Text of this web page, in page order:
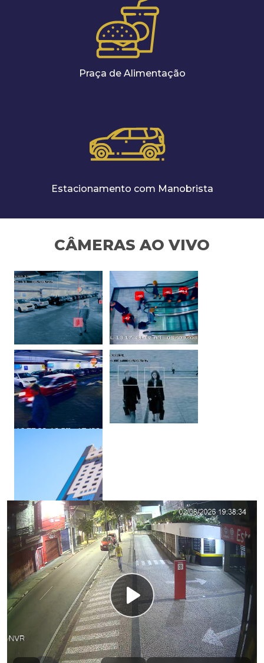
Praça de Alimentação
Estacionamento com Manobrista
CÂMERAS AO VIVO